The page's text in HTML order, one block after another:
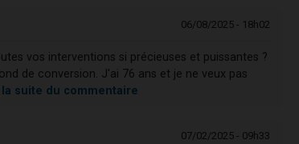
06/08/2025 - 18h02
vos interventions si précieuses et puissantes ?
de conversion. J'ai 76 ans et je ne veux pas
la suite du commentaire
07/02/2025 - 09h33